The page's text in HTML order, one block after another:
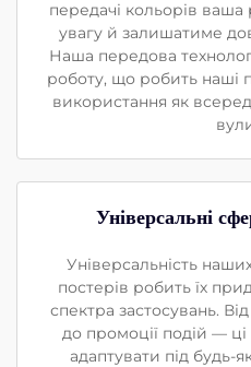
передачі кольорів
увагу й залишатиме
Наша передова
роботу, що робить наші
використання як
Універсальні
Універсальність
постерів робить їх
спектра застосувань.
до промоції подій —
адаптувати під